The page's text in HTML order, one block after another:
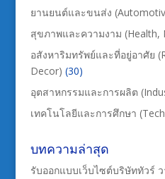
ยานยนต์และขนส่ง
สุขภาพและความงาม (Health,
อสังหาริมทรัพย์และที่อยู่อาศัย
Decor) (30)
อุตสาหกรรมและการผลิต
เทคโนโลยีและการศึกษา
บทความล่าสุด
รับออกแบบเว็บไซต์บริษัททัวร์ ว